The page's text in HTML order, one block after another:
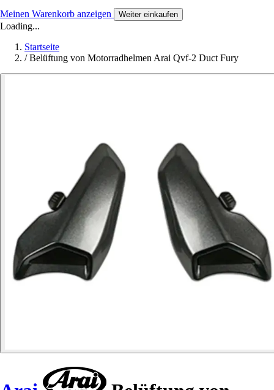
Meinen Warenkorb anzeigen Weiter einkaufen
Loading...
Startseite
/ Belüftung von Motorradhelmen Arai Qvf-2 Duct Fury